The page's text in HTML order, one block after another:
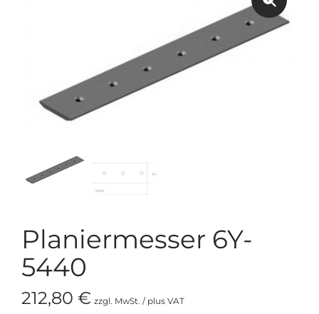
Planiermesser 6Y-
5440
212,80 € zzgl. MwSt. / plus VAT